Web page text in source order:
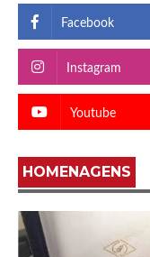
Facebook
Instagram
Youtube
HOMENAGENS